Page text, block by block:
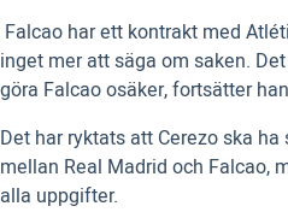
 Falcao har ett kontrakt med
inget mer att säga om saken.
göra Falcao osäker, fortsätter
Det har ryktats att Cerezo ska
mellan Real Madrid och Falcao,
alla uppgifter.